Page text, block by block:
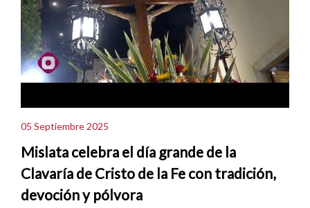
05 Septiembre 2025
Mislata celebra el día grande de la
Clavaría de Cristo de la Fe con tradición,
devoción y pólvora